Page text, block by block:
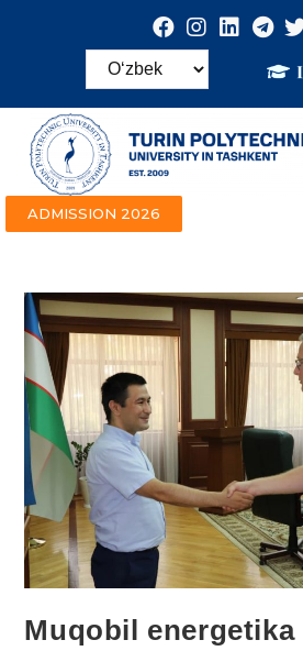
ADMISSION 2026
Muqobil energetika